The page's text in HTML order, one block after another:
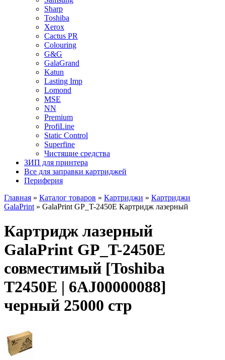
Sharp
Toshiba
Xerox
Cactus PR
Colouring
G&G
GalaGrand
Katun
Lasting Imp
Lomond
MSE
NN
Premium
ProfiLine
Static Control
Superfine
Чистящие средства
ЗИП для принтера
Все для заправки картриджей
Периферия
Главная » Каталог товаров » Картриджи » Картриджи
GalaPrint » GalaPrint GP_T-2450E Картридж лазерный
Картридж лазерный
GalaPrint GP_T-2450E
совместимый [Toshiba
T2450E | 6AJ00000088]
черный 25000 стр